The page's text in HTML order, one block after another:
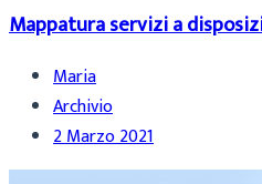
Mappatura servizi a
Maria
Archivio
2 Marzo 2021